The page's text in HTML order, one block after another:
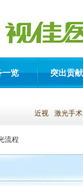
一览 突出贡
近视 激光手术
流程